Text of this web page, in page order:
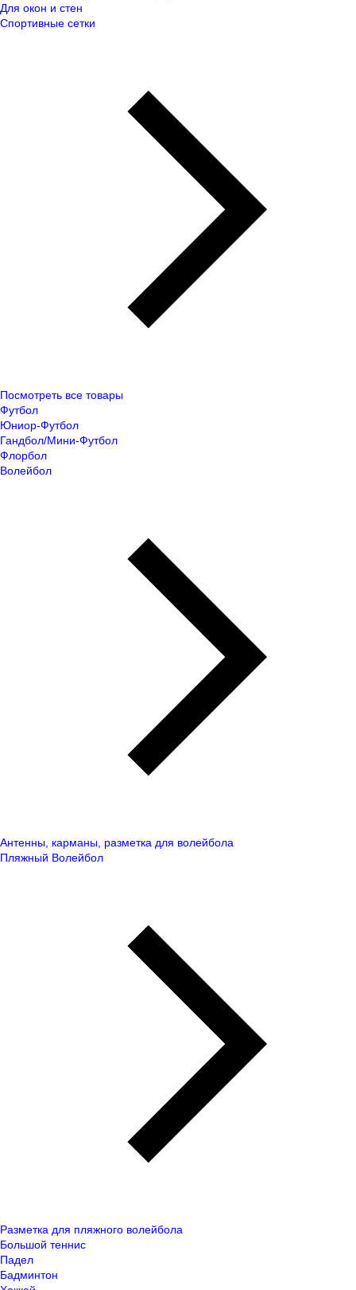
Для окон и стен
Спортивные сетки
Посмотреть все товары
Футбол
Юниор-Футбол
Гандбол/Мини-Футбол
Флорбол
Волейбол
Антенны, карманы, разметка для волейбола
Пляжный Волейбол
Разметка для пляжного волейбола
Большой теннис
Падел
Бадминтон